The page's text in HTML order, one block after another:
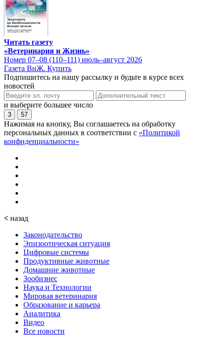
Читать газету
«Ветеринария и Жизнь»
Номер 07–08 (110–111) июль–август 2026
Газета ВиЖ. Купить
Подпишитесь на нашу рассылку и будьте в курсе всех
новостей
и выберите большее число
3 57
Нажимая на кнопку, Вы соглашаетесь на обработку
персональных данных в соответствии с «Политикой
конфиденциальности»
< назад
Законодательство
Эпизоотическая ситуация
Цифровые системы
Продуктивные животные
Домашние животные
Зообизнес
Наука и Технологии
Мировая ветеринария
Образование и карьера
Аналитика
Видео
Все новости